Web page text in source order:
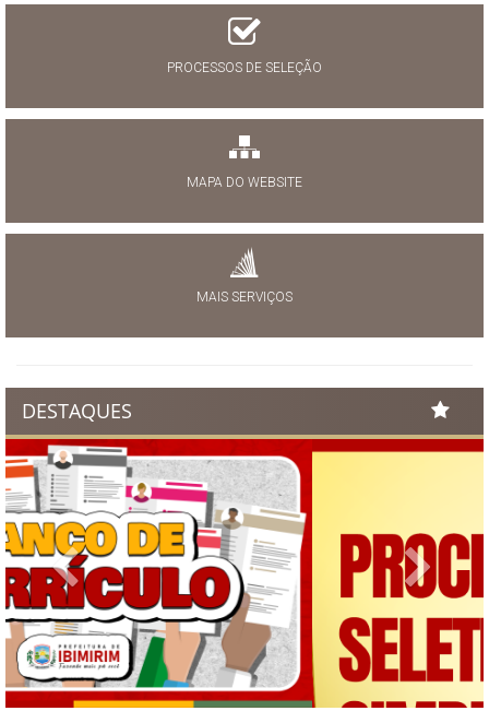
PROCESSOS DE SELEÇÃO
MAPA DO WEBSITE
MAIS SERVIÇOS
DESTAQUES
Previous Next